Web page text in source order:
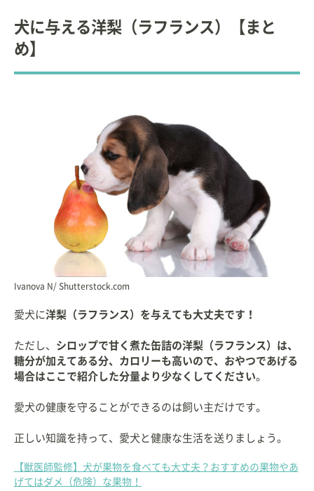
犬に与える洋梨（ラフランス）【まと
め】
Ivanova N/ Shutterstock.com
愛犬に洋梨（ラフランス）を与えても大丈夫です！
ただし、 シロップで甘く煮た缶詰の洋梨（ラフランス）は、
糖分が加えてある分、カロリーも高いので、おやつであげる
場合はここで紹介した分量より少なくしてください。
愛犬の健康を守ることができるのは飼い主だけです。
正しい知識を持って、愛犬と健康な生活を送りましょう。
【獣医師監修】犬が果物を食べても大丈夫？おすすめの果物やあ
げてはダメ（危険）な果物！